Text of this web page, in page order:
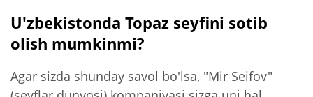
U'zbekistonda Topaz seyfini sotib
olish mumkinmi?
Agar sizda shunday savol bo'lsa, "Mir Seifov"